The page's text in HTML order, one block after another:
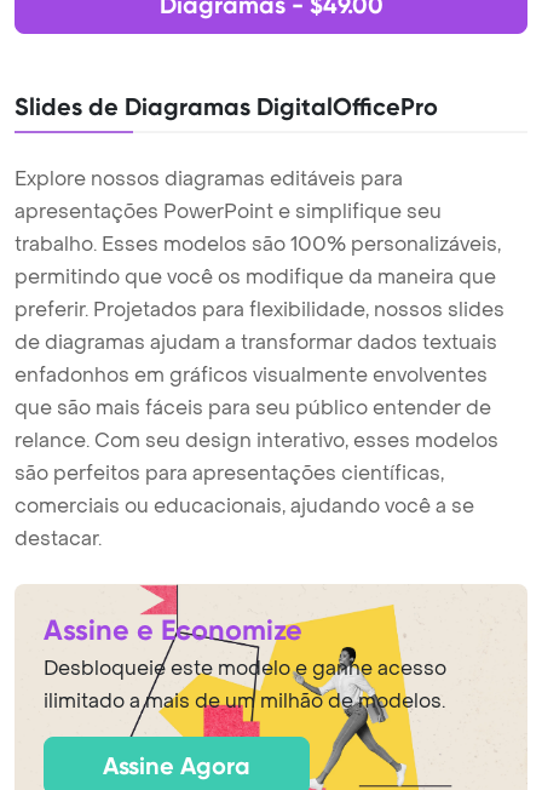
Slides de Diagramas DigitalOfficePro
Explore nossos diagramas editáveis para
apresentações PowerPoint e simplifique seu
trabalho. Esses modelos são 100% personalizáveis,
permitindo que você os modifique da maneira que
preferir. Projetados para flexibilidade, nossos slides
de diagramas ajudam a transformar dados textuais
enfadonhos em gráficos visualmente envolventes
que são mais fáceis para seu público entender de
relance. Com seu design interativo, esses modelos
são perfeitos para apresentações científicas,
comerciais ou educacionais, ajudando você a se
destacar.
Assine e Economize
Desbloqueie este modelo e ganhe acesso
ilimitado a mais de um milhão de modelos.
Assine Agora